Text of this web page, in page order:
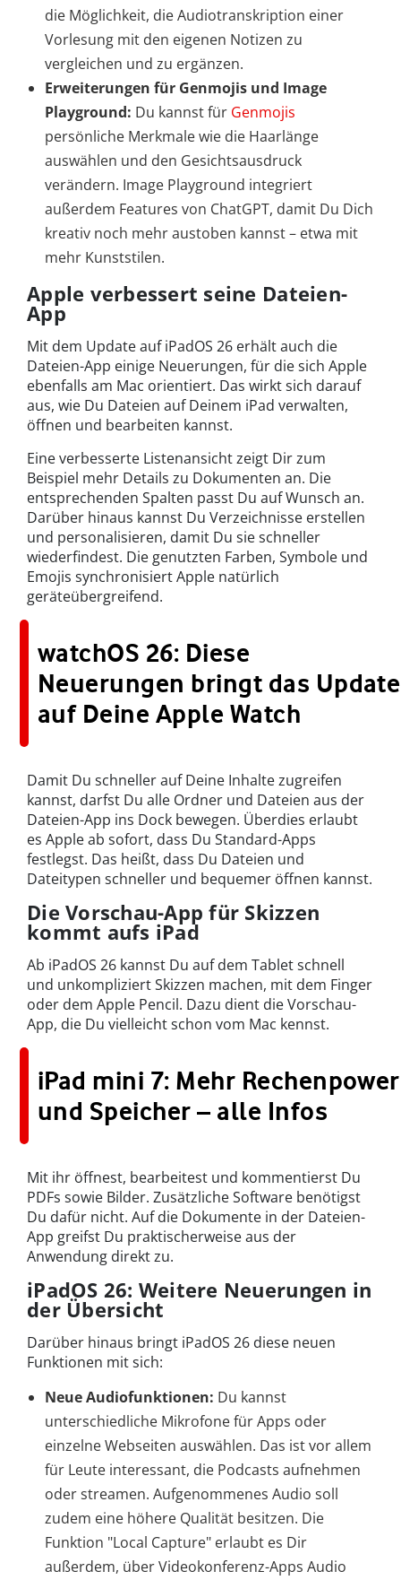
die Möglichkeit, die Audiotranskription einer
Vorlesung mit den eigenen Notizen zu
vergleichen und zu ergänzen.
Erweiterungen für Genmojis und Image
Playground: Du kannst für Genmojis
persönliche Merkmale wie die Haarlänge
auswählen und den Gesichtsausdruck
verändern. Image Playground integriert
außerdem Features von ChatGPT, damit Du Dich
kreativ noch mehr austoben kannst – etwa mit
mehr Kunststilen.
Apple verbessert seine Dateien-
App
Mit dem Update auf iPadOS 26 erhält auch die
Dateien-App einige Neuerungen, für die sich Apple
ebenfalls am Mac orientiert. Das wirkt sich darauf
aus, wie Du Dateien auf Deinem iPad verwalten,
öffnen und bearbeiten kannst.
Eine verbesserte Listenansicht zeigt Dir zum
Beispiel mehr Details zu Dokumenten an. Die
entsprechenden Spalten passt Du auf Wunsch an.
Darüber hinaus kannst Du Verzeichnisse erstellen
und personalisieren, damit Du sie schneller
wiederfindest. Die genutzten Farben, Symbole und
Emojis synchronisiert Apple natürlich
geräteübergreifend.
watchOS 26: Diese
Neuerungen bringt das Update
auf Deine Apple Watch
Damit Du schneller auf Deine Inhalte zugreifen
kannst, darfst Du alle Ordner und Dateien aus der
Dateien-App ins Dock bewegen. Überdies erlaubt
es Apple ab sofort, dass Du Standard-Apps
festlegst. Das heißt, dass Du Dateien und
Dateitypen schneller und bequemer öffnen kannst.
Die Vorschau-App für Skizzen
kommt aufs iPad
Ab iPadOS 26 kannst Du auf dem Tablet schnell
und unkompliziert Skizzen machen, mit dem Finger
oder dem Apple Pencil. Dazu dient die Vorschau-
App, die Du vielleicht schon vom Mac kennst.
iPad mini 7: Mehr Rechenpower
und Speicher – alle Infos
Mit ihr öffnest, bearbeitest und kommentierst Du
PDFs sowie Bilder. Zusätzliche Software benötigst
Du dafür nicht. Auf die Dokumente in der Dateien-
App greifst Du praktischerweise aus der
Anwendung direkt zu.
iPadOS 26: Weitere Neuerungen in
der Übersicht
Darüber hinaus bringt iPadOS 26 diese neuen
Funktionen mit sich:
Neue Audiofunktionen: Du kannst
unterschiedliche Mikrofone für Apps oder
einzelne Webseiten auswählen. Das ist vor allem
für Leute interessant, die Podcasts aufnehmen
oder streamen. Aufgenommenes Audio soll
zudem eine höhere Qualität besitzen. Die
Funktion "Local Capture" erlaubt es Dir
außerdem, über Videokonferenz-Apps Audio